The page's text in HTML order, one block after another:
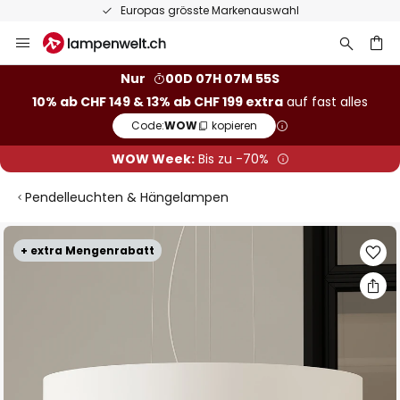
Europas grösste Markenauswahl
Inhalt
Nur
00D 07H 07M 54S
10% ab CHF 149 & 13% ab CHF 199 extra auf fast alles
Code:WOW kopieren
WOW Week:Bis zu -70%
Pendelleuchten & Hängelampen
+ extra Mengenrabatt
Zum
Ende